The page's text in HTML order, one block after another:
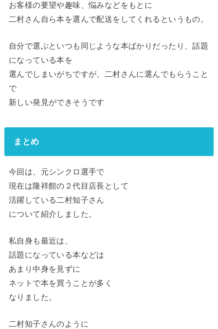
お客様の要望や趣味、悩みなどをもとに
二村さん自ら本を選んで配送をしてくれるというもの。
自分で選ぶといつも同じような本ばかりだったり、話題
になっている本を
選んでしまいがちですが、二村さんに選んでもらうこと
で
新しい発見ができそうです
まとめ
今回は、元シンクロ選手で
現在は隆祥館の２代目店長として
活躍している二村知子さん
について紹介しました。
私自身も最近は、
話題になっている本などは
あまり中身を見ずに
ネットで本を買うことが多く
なりました。
二村知子さんのように